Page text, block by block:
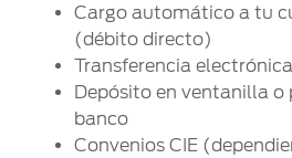
Cargo automático a tu
(débito directo)
Transferencia electrónica
Depósito en ventanilla o
banco
Convenios CIE